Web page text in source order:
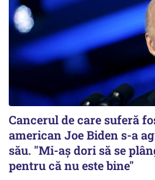
Cancerul de care suferă
american Joe Biden s-a
său. "Mi-aș dori să se
pentru că nu este bine"